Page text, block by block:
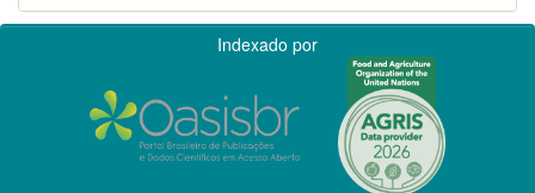
Indexado por